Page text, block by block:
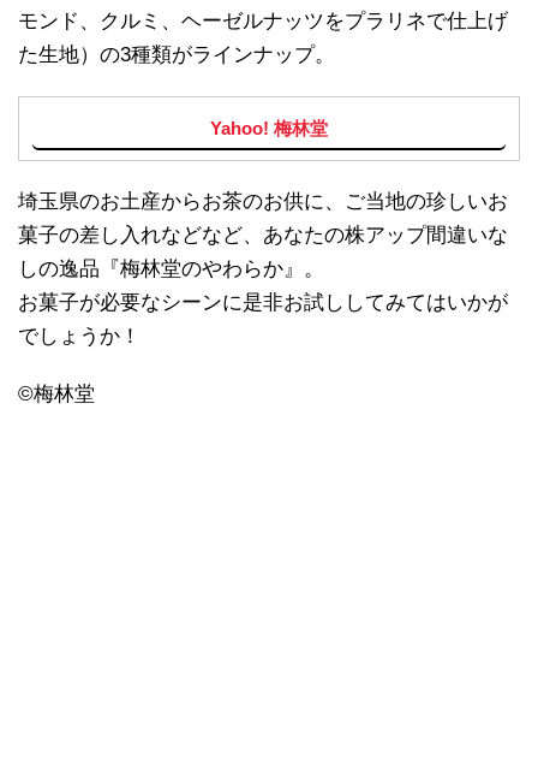
モンド、クルミ、ヘーゼルナッツをプラリネで仕上げ
た生地）の3種類がラインナップ。
Yahoo! 梅林堂
埼玉県のお土産からお茶のお供に、ご当地の珍しいお
菓子の差し入れなどなど、あなたの株アップ間違いな
しの逸品『梅林堂のやわらか』。
お菓子が必要なシーンに是非お試ししてみてはいかが
でしょうか！
©️梅林堂